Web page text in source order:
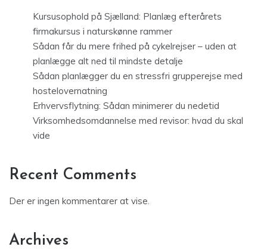
Kursusophold på Sjælland: Planlæg efterårets
firmakursus i naturskønne rammer
Sådan får du mere frihed på cykelrejser – uden at
planlægge alt ned til mindste detalje
Sådan planlægger du en stressfri grupperejse med
hostelovernatning
Erhvervsflytning: Sådan minimerer du nedetid
Virksomhedsomdannelse med revisor: hvad du skal
vide
Recent Comments
Der er ingen kommentarer at vise.
Archives